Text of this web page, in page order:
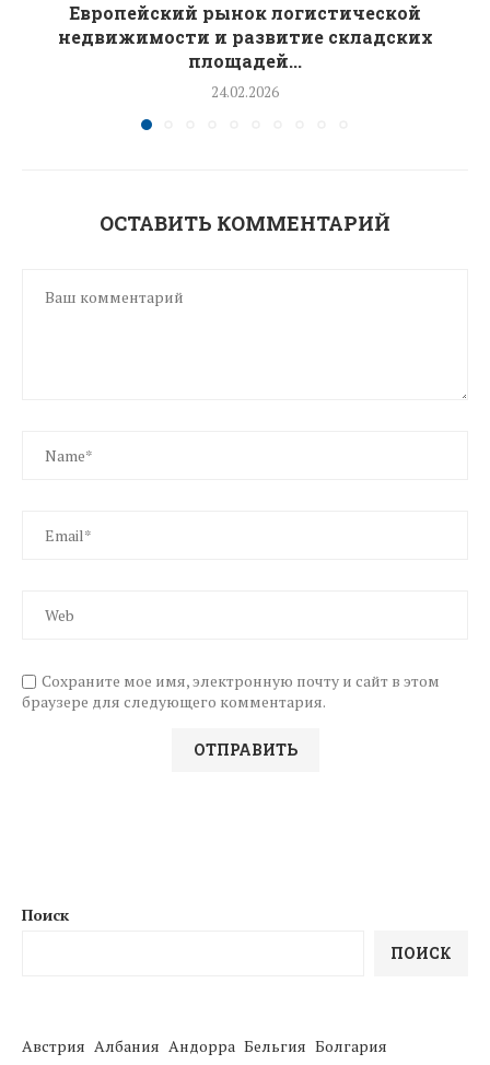
Европейский рынок логистической
недвижимости и развитие складских
площадей...
24.02.2026
ОСТАВИТЬ КОММЕНТАРИЙ
Сохраните мое имя, электронную почту и сайт в этом
браузере для следующего комментария.
Поиск
ПОИСК
Австрия Албания Андорра Бельгия Болгария